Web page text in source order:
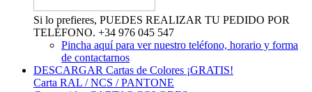
Si lo prefieres, PUEDES REALIZAR TU PEDIDO POR
TELÉFONO. +34 976 045 547
Pincha aquí para ver nuestro teléfono, horario y forma
de contactarnos
DESCARGAR Cartas de Colores ¡GRATIS!
Carta RAL / NCS / PANTONE